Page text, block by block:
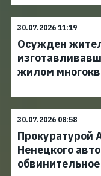
30.07.2026 11:19
Осужден
жилом
30.07.2026 08:58
Прокуратурой
Ненецкого
обвинительное